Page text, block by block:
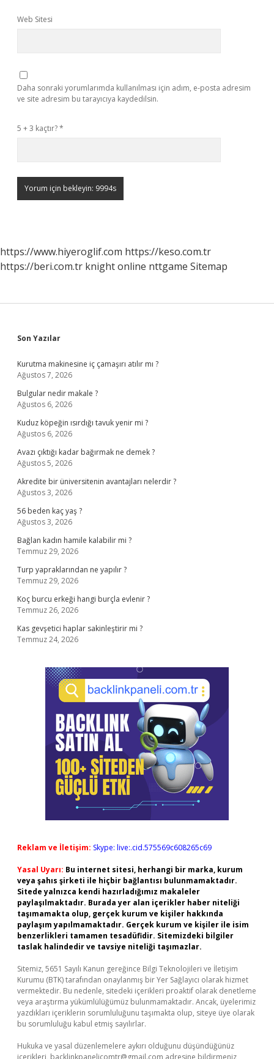
Web Sitesi
Daha sonraki yorumlarımda kullanılması için adım, e-posta adresim
ve site adresim bu tarayıcıya kaydedilsin.
5 + 3 kaçtır?*
https://www.hiyeroglif.com https://keso.com.tr
https://beri.com.tr knight online nttgame Sitemap
Sidebar
Son Yazılar
Kurutma makinesine iç çamaşırı atılır mı ?
Ağustos 7, 2026
Bulgular nedir makale ?
Ağustos 6, 2026
Kuduz köpeğin ısırdığı tavuk yenir mi ?
Ağustos 6, 2026
Avazı çıktığı kadar bağırmak ne demek ?
Ağustos 5, 2026
Akredite bir üniversitenin avantajları nelerdir ?
Ağustos 3, 2026
56 beden kaç yaş ?
Ağustos 3, 2026
Bağlan kadın hamile kalabilir mi ?
Temmuz 29, 2026
Turp yapraklarından ne yapılır ?
Temmuz 29, 2026
Koç burcu erkeği hangi burçla evlenir ?
Temmuz 26, 2026
Kas gevşetici haplar sakinleştirir mi ?
Temmuz 24, 2026
Reklam ve İletişim: Skype: live:.cid.575569c608265c69
Yasal Uyarı: Bu internet sitesi, herhangi bir marka, kurum
veya şahıs şirketi ile hiçbir bağlantısı bulunmamaktadır.
Sitede yalnızca kendi hazırladığımız makaleler
paylaşılmaktadır. Burada yer alan içerikler haber niteliği
taşımamakta olup, gerçek kurum ve kişiler hakkında
paylaşım yapılmamaktadır. Gerçek kurum ve kişiler ile isim
benzerlikleri tamamen tesadüfidir. Sitemizdeki bilgiler
taslak halindedir ve tavsiye niteliği taşımazlar.
Sitemiz, 5651 Sayılı Kanun gereğince Bilgi Teknolojileri ve İletişim
Kurumu (BTK) tarafından onaylanmış bir Yer Sağlayıcı olarak hizmet
vermektedir. Bu nedenle, sitedeki içerikleri proaktif olarak denetleme
veya araştırma yükümlülüğümüz bulunmamaktadır. Ancak, üyelerimiz
yazdıkları içeriklerin sorumluluğunu taşımakta olup, siteye üye olarak
bu sorumluluğu kabul etmiş sayılırlar.
Hukuka ve yasal düzenlemelere aykırı olduğunu düşündüğünüz
içerikleri, backlinkpanelicomtr@gmail.com adresine bildirmeniz